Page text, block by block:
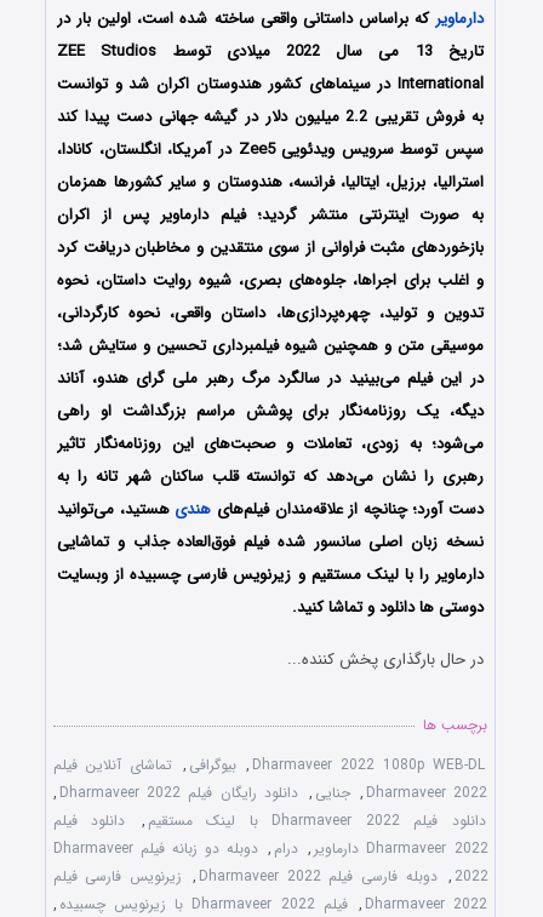
دارماویر که براساس داستانی واقعی ساخته شده است، اولین بار در
تاریخ 13 می سال 2022 میلادی توسط ZEE Studios
International در سینماهای کشور هندوستان اکران شد و توانست
به فروش تقریبی 2.2 میلیون دلار در گیشه جهانی دست پیدا کند
سپس توسط سرویس ویدئویی Zee5 در آمریکا، انگلستان، کانادا،
استرالیا، برزیل، ایتالیا، فرانسه، هندوستان و سایر کشورها همزمان
به صورت اینترنتی منتشر گردید؛ فیلم دارماویر پس از اکران
بازخوردهای مثبت فراوانی از سوی منتقدین و مخاطبان دریافت کرد
و اغلب برای اجراها، جلوه‌های بصری، شیوه روایت داستان، نحوه
تدوین و تولید، چهره‌پردازی‌ها، داستان واقعی، نحوه کارگردانی،
موسیقی متن و همچنین شیوه فیلمبرداری تحسین و ستایش شد؛
در این فیلم می‌بینید در سالگرد مرگ رهبر ملی گرای هندو، آناند
دیگه، یک روزنامه‌نگار برای پوشش مراسم بزرگداشت او راهی
می‌شود؛ به زودی، تعاملات و صحبت‌های این روزنامه‌نگار تاثیر
رهبری را نشان می‌دهد که توانسته قلب ساکنان شهر تانه را به
دست آورد؛ چنانچه از علاقه‌مندان فیلم‌های هندی هستید، می‌توانید
نسخه زبان اصلی سانسور شده فیلم فوق‌العاده جذاب و تماشایی
دارماویر را با ‌لینک مستقیم و زیرنویس فارسی چسبیده از وبسایت
دوستی ها دانلود و تماشا کنید.
در حال بارگذاری پخش کننده...
برچسب ها
Dharmaveer 2022 1080p WEB-DL
, بیوگرافی , تماشای آنلاین فیلم
Dharmaveer 2022
, جنایی , دانلود رایگان فیلم Dharmaveer 2022
,
دانلود فیلم Dharmaveer 2022 با لینک مستقیم
,
دانلود فیلم
Dharmaveer 2022 دارماویر
, درام ,
دوبله دو زبانه فیلم Dharmaveer
2022
, دوبله فارسی فیلم Dharmaveer 2022 , زیرنویس فارسی فیلم
Dharmaveer 2022
, فیلم Dharmaveer 2022 با زیرنویس چسبیده ,